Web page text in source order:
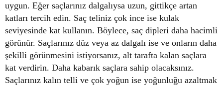
uygun. Eğer saçlarınız dalgalıysa uzun, gittikçe artan
katları tercih edin. Saç teliniz çok ince ise kulak
seviyesinde kat kullanın. Böylece, saç dipleri daha hacimli
görünür. Saçlarınız düz veya az dalgalı ise ve onların daha
şekilli görünmesini istiyorsanız, alt tarafta kalan saçlara
kat verdirin. Daha kabarık saçlara sahip olacaksınız.
Saçlarınız kalın telli ve çok yoğun ise yoğunluğu azaltmak